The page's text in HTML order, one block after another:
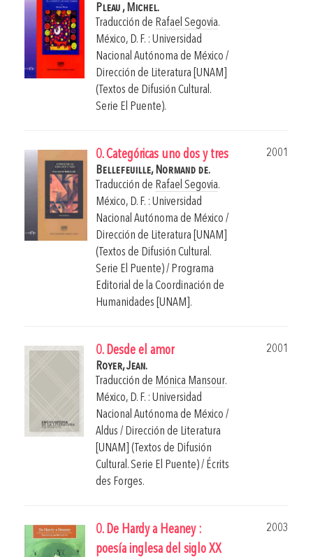
Pleau , Michel.
Traducción de Rafael Segovia.
México, D. F. : Universidad
Nacional Autónoma de México /
Dirección de Literatura [UNAM]
(Textos de Difusión Cultural.
Serie El Puente).
0. Categóricas uno dos y tres
2001
Bellefeuille, Normand de.
Traducción de Rafael Segovia.
México, D. F. : Universidad
Nacional Autónoma de México /
Dirección de Literatura [UNAM]
(Textos de Difusión Cultural.
Serie El Puente) / Programa
Editorial de la Coordinación de
Humanidades [UNAM].
0. Desde el amor
2001
Royer, Jean.
Traducción de Mónica Mansour.
México, D. F. : Universidad
Nacional Autónoma de México /
Aldus / Dirección de Literatura
[UNAM] (Textos de Difusión
Cultural. Serie El Puente) / Écrits
des Forges.
0. De Hardy a Heaney :
poesía inglesa del siglo XX
2003